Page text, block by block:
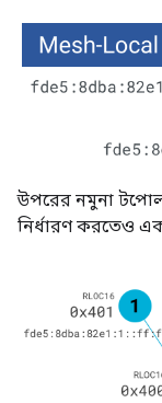
উপরের নমুনা
নির্ধারণ করতেও